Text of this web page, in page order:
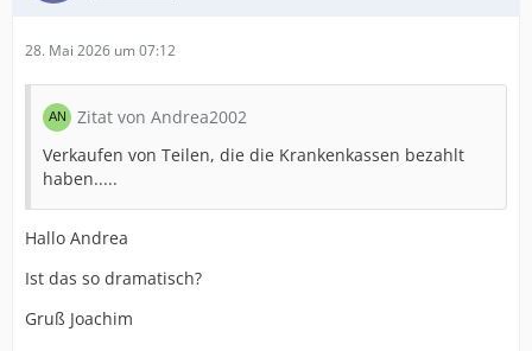
28. Mai 2026 um 07:12
Zitat von Andrea2002
Verkaufen von Teilen, die die Krankenkassen bezahlt
haben.....
Hallo Andrea
Ist das so dramatisch?
Gruß Joachim